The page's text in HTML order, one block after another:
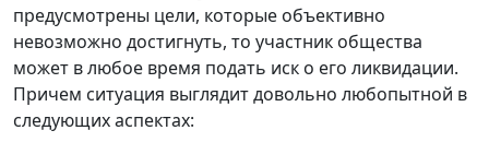
предусмотрены цели, которые объективно
невозможно достигнуть, то участник общества
может в любое время подать иск о его ликвидации.
Причем ситуация выглядит довольно любопытной в
следующих аспектах: